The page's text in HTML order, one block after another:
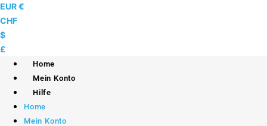
Skip
to
content
EUR €
CHF
$
£
Home
Mein Konto
Hilfe
Home
Mein Konto